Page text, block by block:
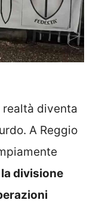
realtà diventa
A Reggio
divisione